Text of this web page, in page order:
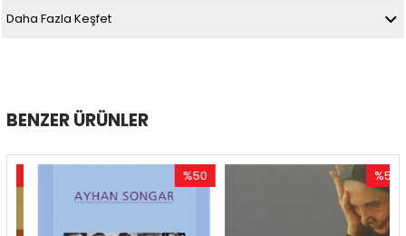
Daha Fazla Keşfet
BENZER ÜRÜNLER
%50
İndirim
%50
İndirim